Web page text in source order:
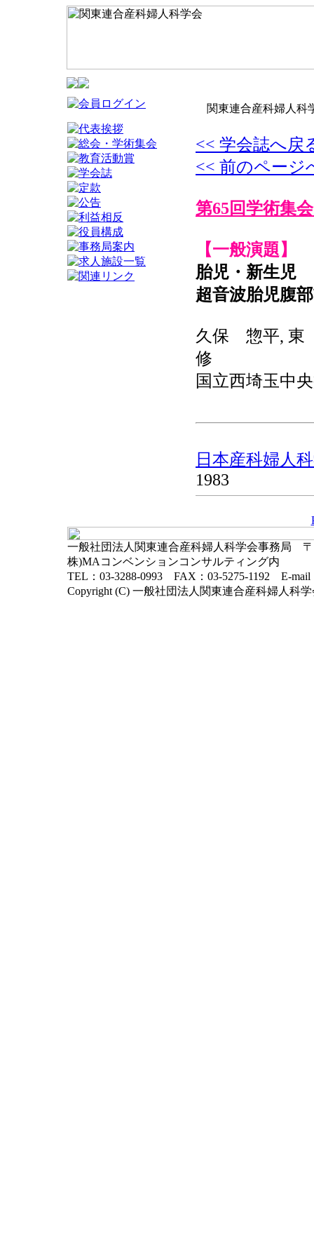
関東連合産科婦人科
<< 学会誌へ戻
<< 前のページ
第65回学術集会
【一般演題】
胎児・新生児
超音波胎児腹
久保 惣平,
修
国立西埼玉中
日本産科婦人
1983
一般社団法人関東連合産科婦人科学会事務局 〒
株)MAコンベンションコンサルティング内
TEL：03-3288-0993 FAX：03-5275-1192 E-mail
Copyright (C) 一般社団法人関東連合産科婦人科